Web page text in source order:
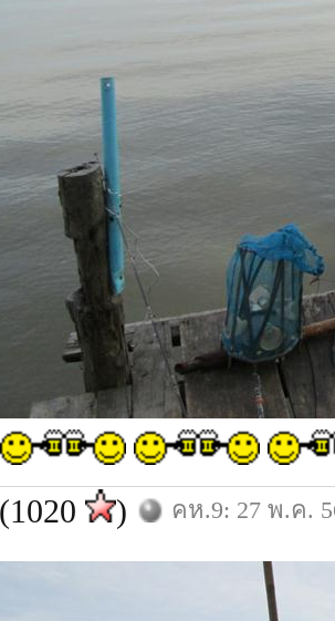
) คห.9: 27 พ.ค.